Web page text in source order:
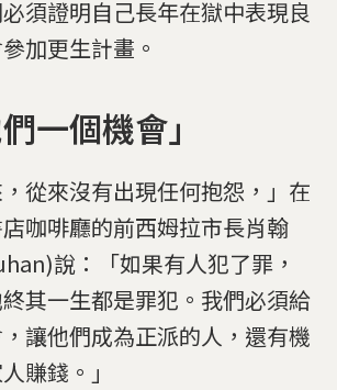
須證明自己長年在獄中表現良
加更生計畫。
一個機會」
，從來沒有出現任何抱怨，」在
咖啡廳的前西姆拉市長肖翰
說：「如果有人犯了罪，
其一生都是罪犯。我們必須給
讓他們成為正派的人，還有機
賺錢。」